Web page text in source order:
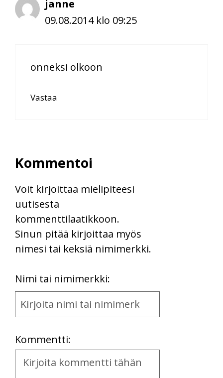
janne
09.08.2014 klo 09:25
onneksi olkoon
Vastaa
Kommentoi
Voit kirjoittaa mielipiteesi
uutisesta
kommenttilaatikkoon.
Sinun pitää kirjoittaa myös
nimesi tai keksiä nimimerkki.
Nimi tai nimimerkki:
Name
and
Kommentti:
Kommentti